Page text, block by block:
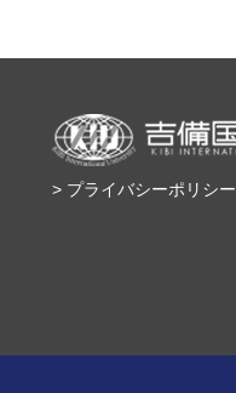
> プライバシーポリシー